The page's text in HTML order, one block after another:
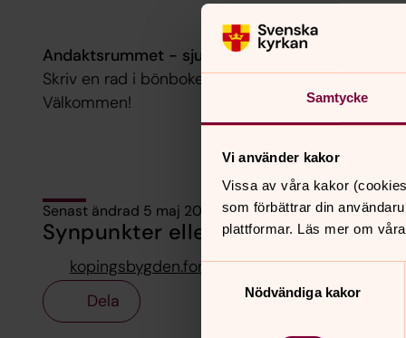
Samtycke
Vi använder kakor
Vissa av våra kakor
som förbättrar din
plattformar. Läs mer om
Samtyckesval
Nödvändiga kakor
Andaktsrummet - sjukhuskyrkan är öppet kl
Skriv en rad i bönboken, lägg en bönsten på
Välkommen!
Senast ändrad 5 maj 2025
Synpunkter eller frågor på sidans
kopingsbygden.forsamling@svenskakyrkan.se
Dela